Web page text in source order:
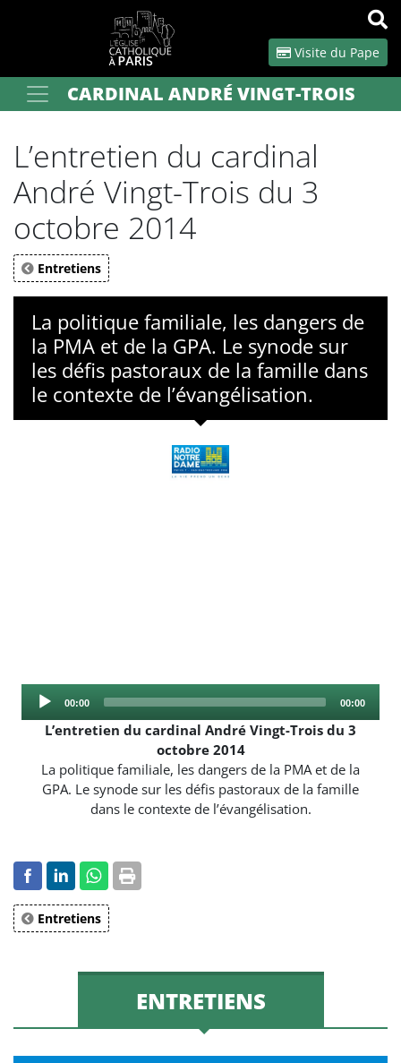
Visite du Pape
Votre recherche OK
CARDINAL ANDRÉ VINGT-TROIS
L’entretien du cardinal
André Vingt-Trois du 3
octobre 2014
Entretiens
La politique familiale, les dangers de
la PMA et de la GPA. Le synode sur
les défis pastoraux de la famille dans
le contexte de l’évangélisation.
Player
Current
00:00
Total
00:00
L’entretien du cardinal André Vingt-Trois du 3
octobre 2014
La politique familiale, les dangers de la PMA et de la
GPA. Le synode sur les défis pastoraux de la famille
dans le contexte de l’évangélisation.
Entretiens
ENTRETIENS
Panneau de gestion des cookies